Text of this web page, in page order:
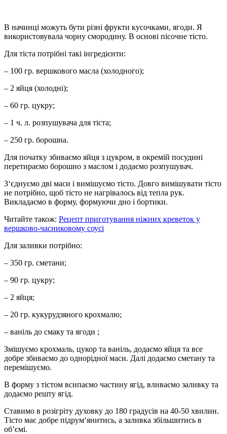
В начинці можуть бути різні фрукти кусочками, ягоди. Я
використовувала чорну смородину. В основі пісочне тісто.
Для тіста потрібні такі інгредієнти:
– 100 гр. вершкового масла (холодного);
– 2 яйця (холодні);
– 60 гр. цукру;
– 1 ч. л. розпушувача для тіста;
– 250 гр. борошна.
Для початку збиваємо яйця з цукром, в окремій посудині
перетираємо борошно з маслом і додаємо розпушувач.
З‘єднуємо дві маси і вимішуємо тісто. Довго вимішувати тісто
не потрібно, щоб тісто не нагрівалось від тепла рук.
Викладаємо в форму, формуючи дно і бортики.
Читайте також: Рецепт приготування ніжних креветок у
вершково-часниковому соусі
Для заливки потрібно:
– 350 гр. сметани;
– 90 гр. цукру;
– 2 яйця;
– 20 гр. кукурудзяного крохмалю;
– ваніль до смаку та ягоди ;
Змішуємо крохмаль, цукор та ваніль, додаємо яйця та все
добре збиваємо до однорідної маси. Далі додаємо сметану та
перемішуємо.
В форму з тістом всипаємо частину ягід, вливаємо заливку та
додаємо решту ягід.
Ставимо в розігріту духовку до 180 градусів на 40-50 хвилин.
Тісто має добре підрум‘янитись, а заливка збільшитись в
об’ємі.